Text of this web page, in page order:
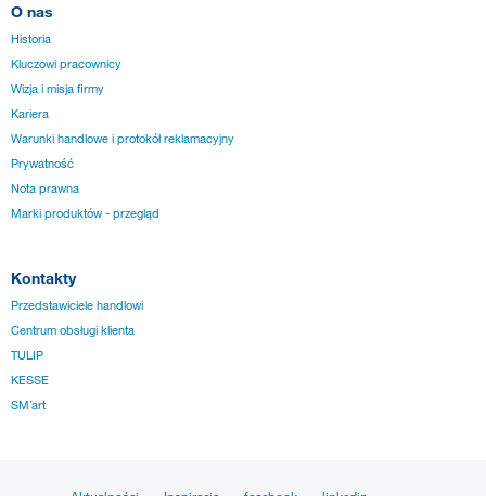
O nas
Historia
Kluczowi pracownicy
Wizja i misja firmy
Kariera
Warunki handlowe i protokół reklamacyjny
Prywatność
Nota prawna
Marki produktów - przegląd
Kontakty
Przedstawiciele handlowi
Centrum obsługi klienta
TULIP
KESSE
SM´art